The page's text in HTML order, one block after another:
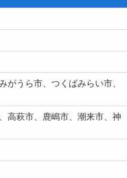
がうら市、つくばみらい市、
高萩市、鹿嶋市、潮来市、神